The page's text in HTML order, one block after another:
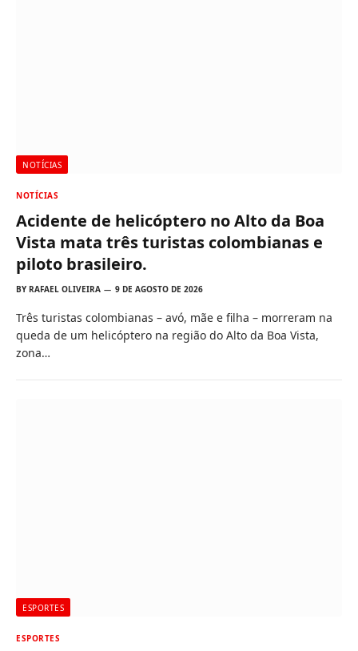
NOTÍCIAS
NOTÍCIAS
Acidente de helicóptero no Alto da Boa
Vista mata três turistas colombianas e
piloto brasileiro.
BY RAFAEL OLIVEIRA 9 DE AGOSTO DE 2026
Três turistas colombianas – avó, mãe e filha – morreram na
queda de um helicóptero na região do Alto da Boa Vista,
zona…
ESPORTES
ESPORTES